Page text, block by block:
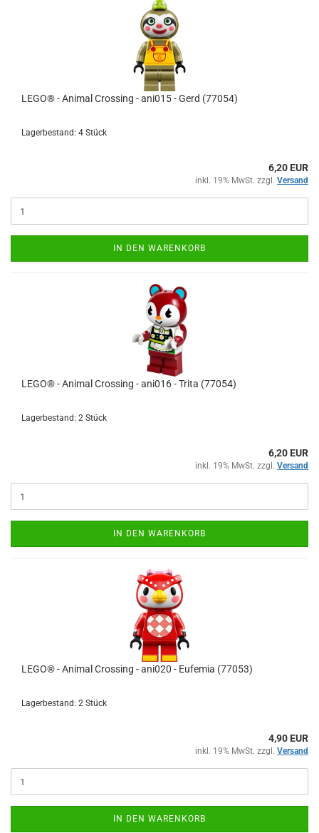
LEGO® - Animal Crossing - ani015 - Gerd (77054)
Lagerbestand: 4 Stück
6,20 EUR
inkl. 19% MwSt. zzgl. Versand
IN DEN WARENKORB
LEGO® - Animal Crossing - ani016 - Trita (77054)
Lagerbestand: 2 Stück
6,20 EUR
inkl. 19% MwSt. zzgl. Versand
IN DEN WARENKORB
LEGO® - Animal Crossing - ani020 - Eufemia (77053)
Lagerbestand: 2 Stück
4,90 EUR
inkl. 19% MwSt. zzgl. Versand
IN DEN WARENKORB